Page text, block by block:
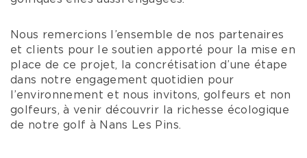
Nous remercions l’ensemble de nos partenaires
et clients pour le soutien apporté pour la mise en
place de ce projet, la concrétisation d’une étape
dans notre engagement quotidien pour
l’environnement et nous invitons, golfeurs et non
golfeurs, à venir découvrir la richesse écologique
de notre golf à Nans Les Pins.